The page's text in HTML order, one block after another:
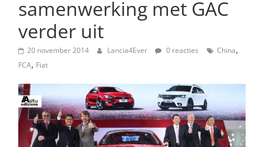
autonieuws
lifestyle
samenwerking met GAC
verder uit
20 november 2014 Lancia4Ever 0 reacties China,
FCA, Fiat